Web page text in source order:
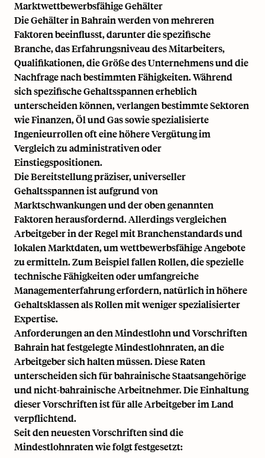
Marktwettbewerbsfähige Gehälter
Die Gehälter in Bahrain werden von mehreren
Faktoren beeinflusst, darunter die spezifische
Branche, das Erfahrungsniveau des Mitarbeiters,
Qualifikationen, die Größe des Unternehmens und die
Nachfrage nach bestimmten Fähigkeiten. Während
sich spezifische Gehaltsspannen erheblich
unterscheiden können, verlangen bestimmte Sektoren
wie Finanzen, Öl und Gas sowie spezialisierte
Ingenieurrollen oft eine höhere Vergütung im
Vergleich zu administrativen oder
Einstiegspositionen.
Die Bereitstellung präziser, universeller
Gehaltsspannen ist aufgrund von
Marktschwankungen und der oben genannten
Faktoren herausfordernd. Allerdings vergleichen
Arbeitgeber in der Regel mit Branchenstandards und
lokalen Marktdaten, um wettbewerbsfähige Angebote
zu ermitteln. Zum Beispiel fallen Rollen, die spezielle
technische Fähigkeiten oder umfangreiche
Managementerfahrung erfordern, natürlich in höhere
Gehaltsklassen als Rollen mit weniger spezialisierter
Expertise.
Anforderungen an den Mindestlohn und Vorschriften
Bahrain hat festgelegte Mindestlohnraten, an die
Arbeitgeber sich halten müssen. Diese Raten
unterscheiden sich für bahrainische Staatsangehörige
und nicht-bahrainische Arbeitnehmer. Die Einhaltung
dieser Vorschriften ist für alle Arbeitgeber im Land
verpflichtend.
Seit den neuesten Vorschriften sind die
Mindestlohnraten wie folgt festgesetzt: